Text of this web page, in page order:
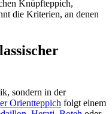
Knüpfteppich,
die Kriterien, an denen
sondern in der
Orientteppich folgt einem